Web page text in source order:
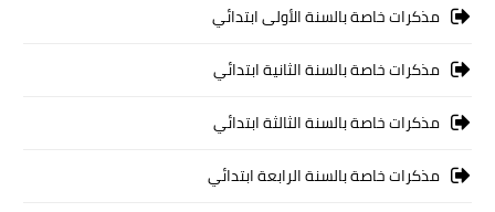
مذكرات خاصة بالسنة الأولى ابتدائي
مذكرات خاصة بالسنة الثانية ابتدائي
مذكرات خاصة بالسنة الثالثة ابتدائي
مذكرات خاصة بالسنة الرابعة ابتدائي